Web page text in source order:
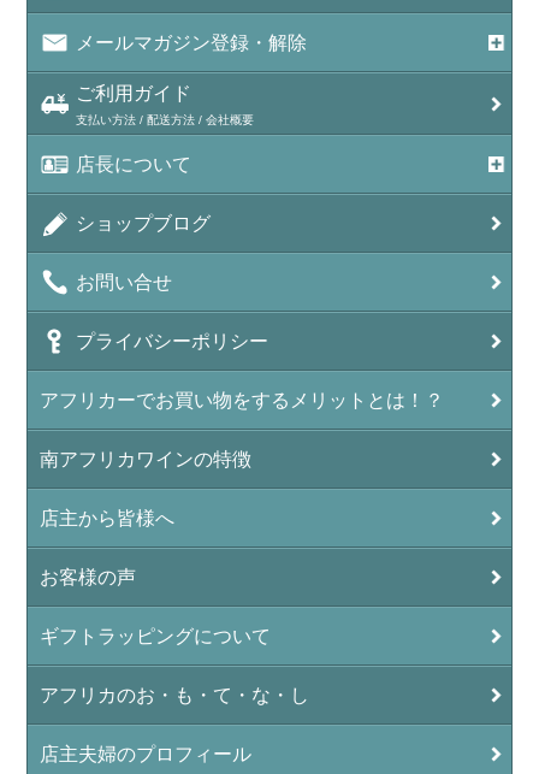
メールマガジン登録・解除
ご利用ガイド
支払い方法 / 配送方法 / 会社概要
店長について
ショップブログ
お問い合せ
プライバシーポリシー
アフリカーでお買い物をするメリットとは！？
南アフリカワインの特徴
店主から皆様へ
お客様の声
ギフトラッピングについて
アフリカのお・も・て・な・し
店主夫婦のプロフィール